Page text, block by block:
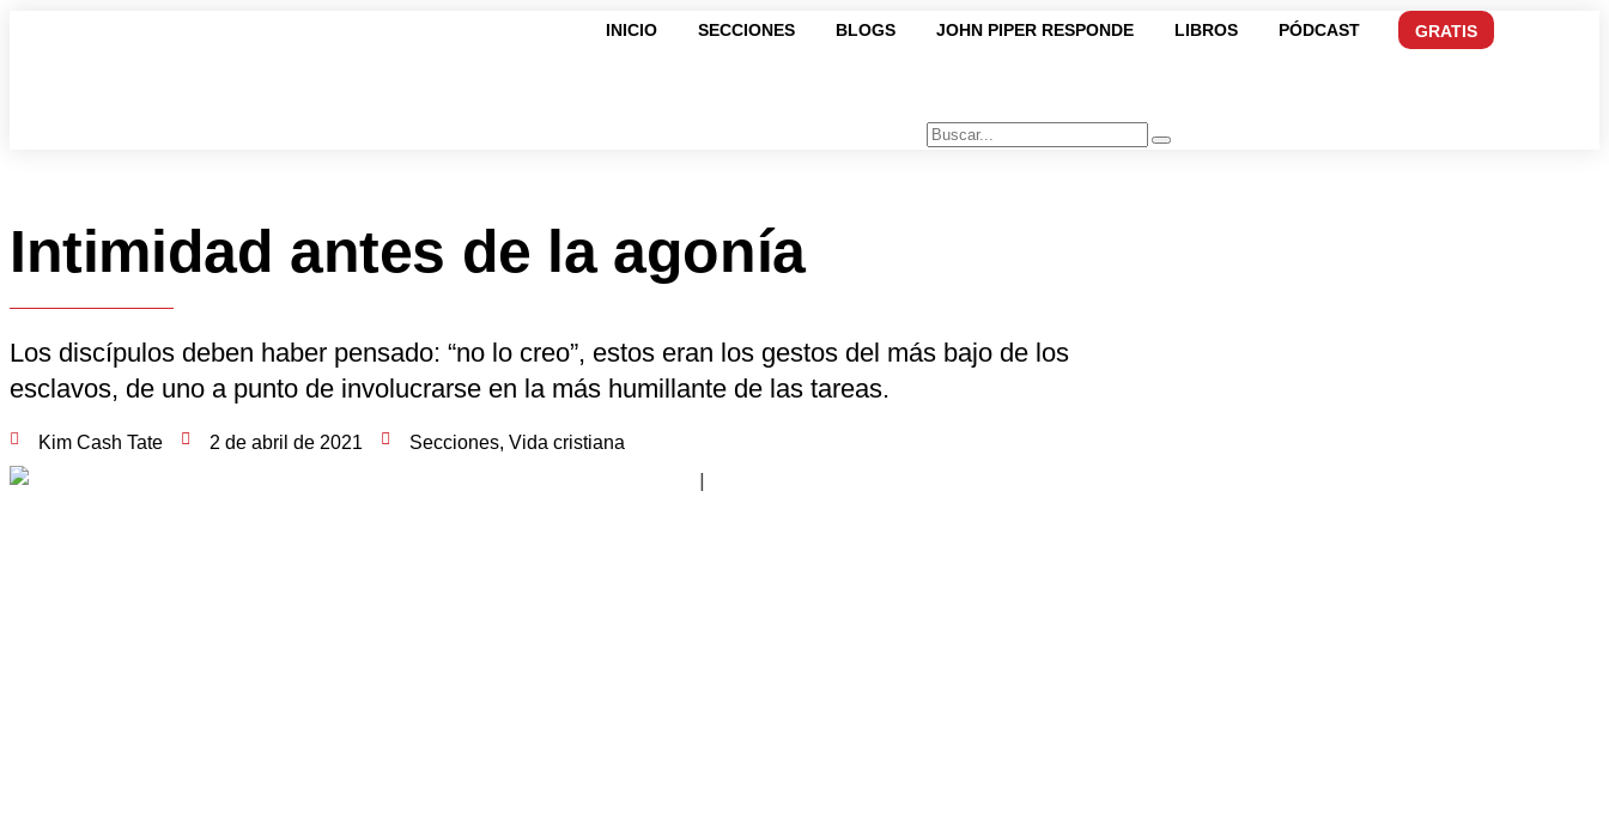
INICIO SECCIONES BLOGS JOHN PIPER RESPONDE LIBROS PÓDCAST GRATIS
Intimidad antes de la agonía
Los discípulos deben haber pensado: “no lo creo”, estos eran los gestos del más bajo de los
esclavos, de uno a punto de involucrarse en la más humillante de las tareas.
Kim Cash Tate 2 de abril de 2021 Secciones, Vida cristiana